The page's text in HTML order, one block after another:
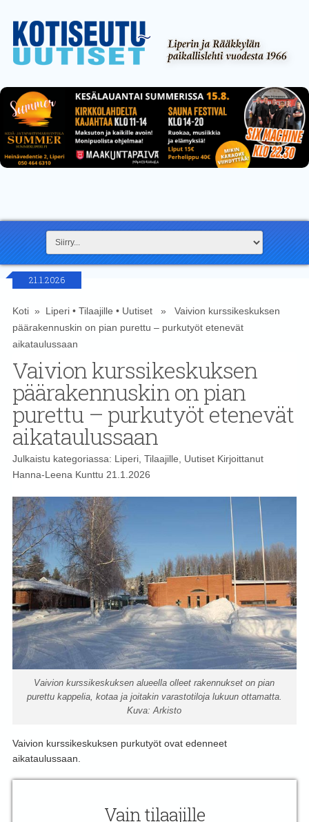
21.1.2026
Koti» Liperi• Tilaajille • Uutiset» Vaivion kurssikeskuksen
päärakennuskin on pian purettu – purkutyöt etenevät
aikataulussaan
Vaivion kurssikeskuksen
päärakennuskin on pian
purettu – purkutyöt etenevät
aikataulussaan
Julkaistu kategoriassa: Liperi, Tilaajille, UutisetKirjoittanut
Hanna-Leena Kunttu 21.1.2026
Vaivion kurssikeskuksen alueella olleet rakennukset on pian
purettu kappelia, kotaa ja joitakin varastotiloja lukuun ottamatta.
Kuva: Arkisto
Vaivion kurssikeskuksen purkutyöt ovat edenneet
aikataulussaan.
Vain tilaajille